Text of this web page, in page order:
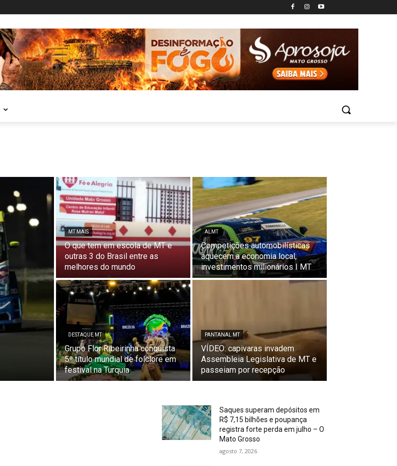
MT MAIS
O que tem em escola de MT e
outras 3 do Brasil entre as
melhores do mundo
ALMT
Competições automobilísticas
aquecem a economia local;
investimentos milionários I MT
DESTAQUE MT
Grupo Flor Ribeirinha conquista
5º título mundial de folclore em
festival na Turquia
PANTANAL MT
VÍDEO: capivaras invadem
Assembleia Legislativa de MT e
passeiam por recepção
Saques superam depósitos em
R$ 7,15 bilhões e poupança
registra forte perda em julho – O
Mato Grosso
agosto 7, 2026